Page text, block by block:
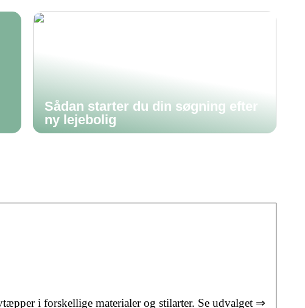
Sådan starter du din søgning efter
ny lejebolig
i forskellige materialer og stilarter. Se udvalget ⇒